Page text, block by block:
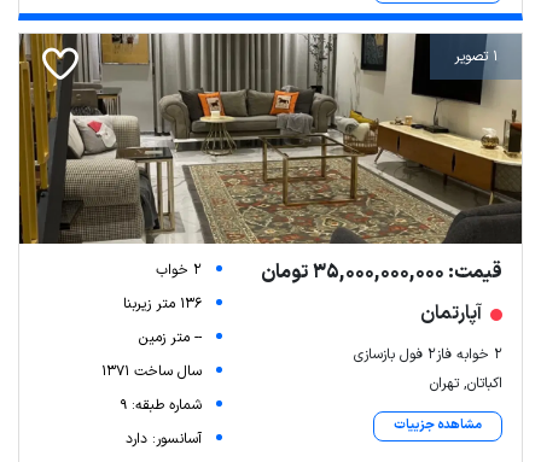
1 تصویر
قیمت: 35,000,000,000 تومان
آپارتمان
۲ خوابه فاز۲ فول بازسازی
اکباتان, تهران
مشاهده جزییات
2 خواب
136 متر زیربنا
-- متر زمین
سال ساخت 1371
شماره طبقه: 9
آسانسور: دارد